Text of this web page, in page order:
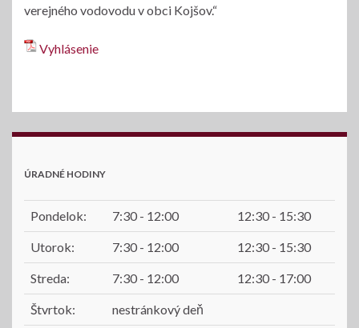
verejného vodovodu v obci Kojšov.“
Vyhlásenie
ÚRADNÉ HODINY
Pondelok: 7:30 - 12:00 12:30 - 15:30
Utorok: 7:30 - 12:00 12:30 - 15:30
Streda: 7:30 - 12:00 12:30 - 17:00
Štvrtok: nestránkový deň